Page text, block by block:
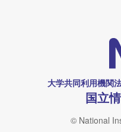
大学共同利用機関
国立
© National